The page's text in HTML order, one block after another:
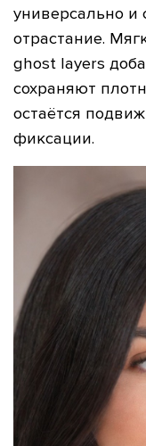
универсально и
отрастание.
ghost layers
сохраняют
остаётся
фиксации.